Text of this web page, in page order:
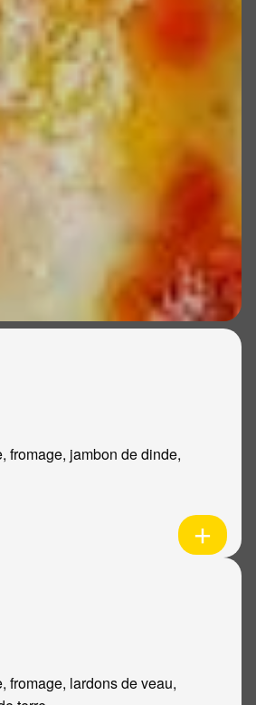
fromage, jambon de dinde,
fromage, lardons de veau,